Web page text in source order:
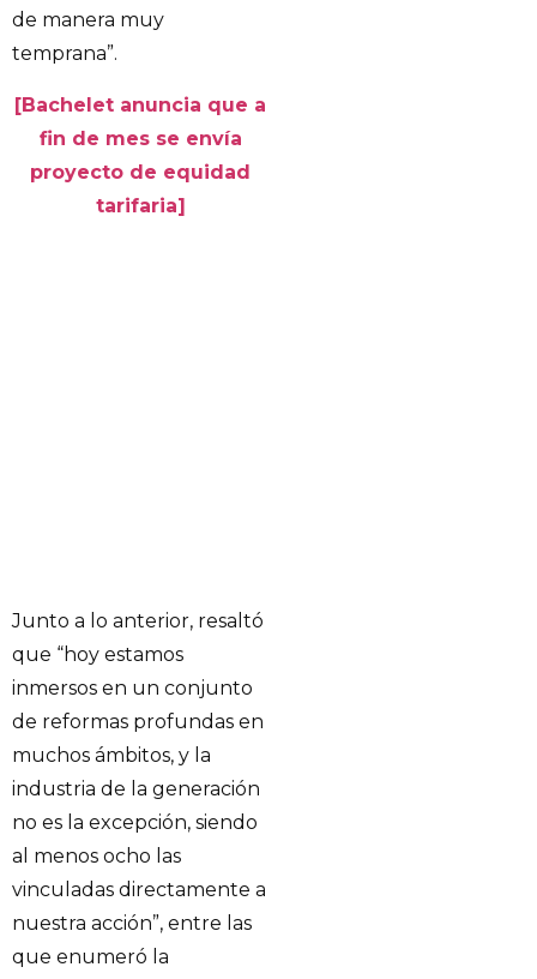
de manera muy
temprana”.
[Bachelet anuncia que a
fin de mes se envía
proyecto de equidad
tarifaria]
Junto a lo anterior, resaltó
que “hoy estamos
inmersos en un conjunto
de reformas profundas en
muchos ámbitos, y la
industria de la generación
no es la excepción, siendo
al menos ocho las
vinculadas directamente a
nuestra acción”, entre las
que enumeró la